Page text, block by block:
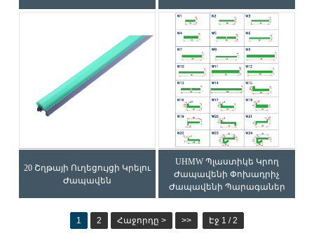
20 Շղթայի Ուղեցույցի Կրելու
Ժապավեն
UHMW Պլաստիկե Կրող
Ժապավենի Փոխադրիչ
Ժապավենի Պարագաներ
1 2 Հաջորդը > >> Էջ 1 / 2